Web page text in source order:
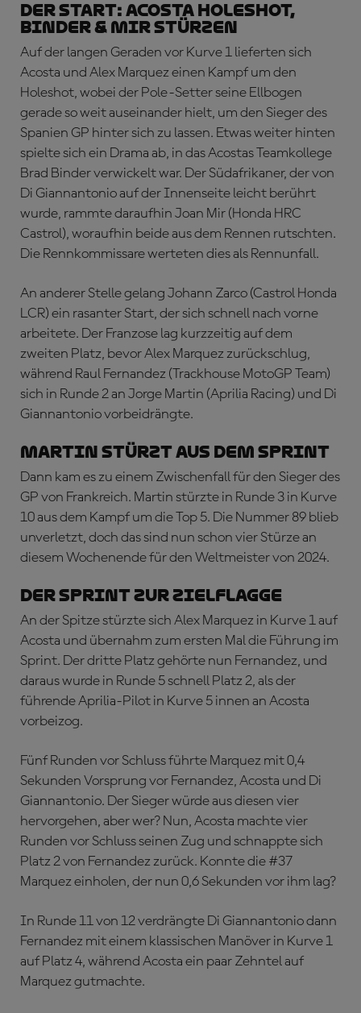
DER START: ACOSTA HOLESHOT,
BINDER & MIR STÜRZEN
Auf der langen Geraden vor Kurve 1 lieferten sich
Acosta und Alex Marquez einen Kampf um den
Holeshot, wobei der Pole-Setter seine Ellbogen
gerade so weit auseinander hielt, um den Sieger des
Spanien GP hinter sich zu lassen. Etwas weiter hinten
spielte sich ein Drama ab, in das Acostas Teamkollege
Brad Binder verwickelt war. Der Südafrikaner, der von
Di Giannantonio auf der Innenseite leicht berührt
wurde, rammte daraufhin Joan Mir (Honda HRC
Castrol), woraufhin beide aus dem Rennen rutschten.
Die Rennkommissare werteten dies als Rennunfall.
An anderer Stelle gelang Johann Zarco (Castrol Honda
LCR) ein rasanter Start, der sich schnell nach vorne
arbeitete. Der Franzose lag kurzzeitig auf dem
zweiten Platz, bevor Alex Marquez zurückschlug,
während Raul Fernandez (Trackhouse MotoGP Team)
sich in Runde 2 an Jorge Martin (Aprilia Racing) und Di
Giannantonio vorbeidrängte.
MARTIN STÜRZT AUS DEM SPRINT
Dann kam es zu einem Zwischenfall für den Sieger des
GP von Frankreich. Martin stürzte in Runde 3 in Kurve
10 aus dem Kampf um die Top 5. Die Nummer 89 blieb
unverletzt, doch das sind nun schon vier Stürze an
diesem Wochenende für den Weltmeister von 2024.
DER SPRINT ZUR ZIELFLAGGE
An der Spitze stürzte sich Alex Marquez in Kurve 1 auf
Acosta und übernahm zum ersten Mal die Führung im
Sprint. Der dritte Platz gehörte nun Fernandez, und
daraus wurde in Runde 5 schnell Platz 2, als der
führende Aprilia-Pilot in Kurve 5 innen an Acosta
vorbeizog.
Fünf Runden vor Schluss führte Marquez mit 0,4
Sekunden Vorsprung vor Fernandez, Acosta und Di
Giannantonio. Der Sieger würde aus diesen vier
hervorgehen, aber wer? Nun, Acosta machte vier
Runden vor Schluss seinen Zug und schnappte sich
Platz 2 von Fernandez zurück. Konnte die #37
Marquez einholen, der nun 0,6 Sekunden vor ihm lag?
In Runde 11 von 12 verdrängte Di Giannantonio dann
Fernandez mit einem klassischen Manöver in Kurve 1
auf Platz 4, während Acosta ein paar Zehntel auf
Marquez gutmachte.